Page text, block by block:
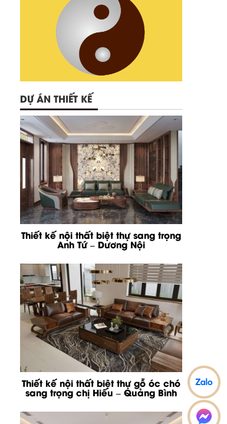
DỰ ÁN THIẾT KẾ
Thiết kế nội thất biệt thự sang trọng
Anh Tứ – Dương Nội
Thiết kế nội thất biệt thự gỗ óc chó
sang trọng chị Hiếu – Quảng Bình